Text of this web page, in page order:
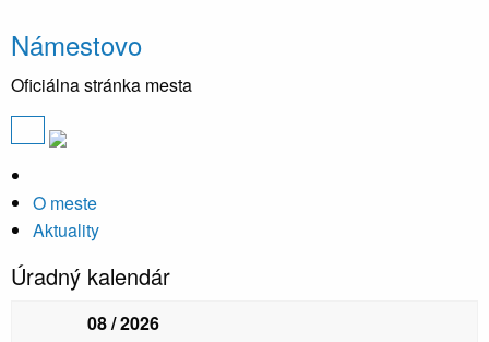
Námestovo
Oficiálna stránka mesta
O meste
Aktuality
Úradný kalendár
08 / 2026